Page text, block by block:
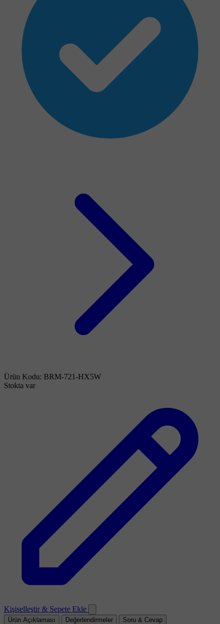
Ürün Kodu: BRM-721-HX5W
Stokta var
Kişiselleştir & Sepete Ekle
Ürün Açıklaması Değerlendirmeler Soru & Cevap